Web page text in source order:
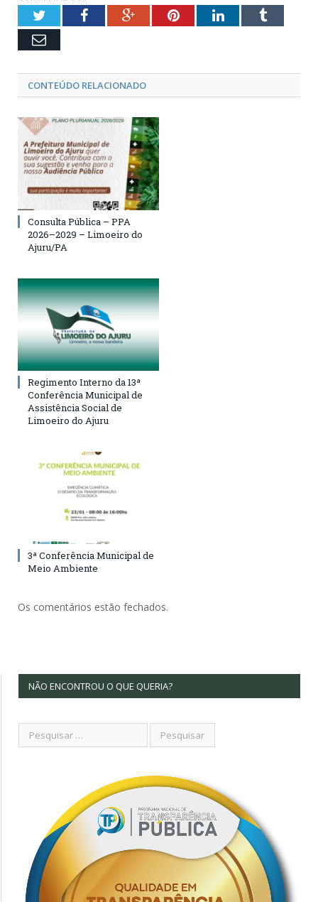
TwitterFacebookGoogle+PinterestLinkedInTumblr
Email
CONTEÚDO RELACIONADO
Consulta Pública – PPA
2026–2029 – Limoeiro do
Ajuru/PA
Regimento Interno da 13ª
Conferência Municipal de
Assistência Social de
Limoeiro do Ajuru
3ª Conferência Municipal de
Meio Ambiente
Os comentários estão fechados.
NÃO ENCONTROU O QUE QUERIA?